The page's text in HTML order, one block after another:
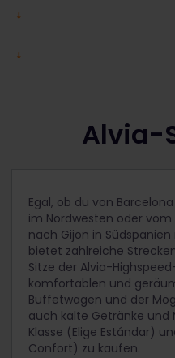
Alvia-
Egal, ob du von
im Nordwesten oder
nach Gijon in
bietet zahlreiche
Sitze der Alvia-
komfortablen und
Buffetwagen und der
auch kalte Getränke und
Klasse (Elige Estándar)
Confort) zu kaufen.